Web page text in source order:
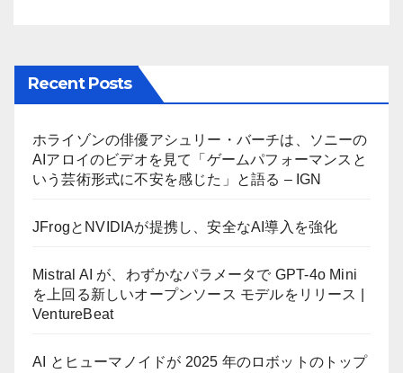
Recent Posts
ホライゾンの俳優アシュリー・バーチは、ソニーの
AIアロイのビデオを見て「ゲームパフォーマンスと
いう芸術形式に不安を感じた」と語る – IGN
JFrogとNVIDIAが提携し、安全なAI導入を強化
Mistral AI が、わずかなパラメータで GPT-4o Mini
を上回る新しいオープンソース モデルをリリース |
VentureBeat
AI とヒューマノイドが 2025 年のロボットのトップ